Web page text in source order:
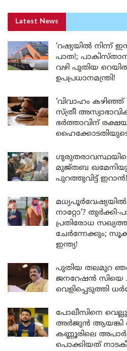
Latest News
‘റഷ്യയിൽ നിന്ന്
പാത!;
വഴി പുതിയ
ഉപപ്രധാനമന്ത്രി!
‘വിവാഹം
സ്ത്രീ
ഭർത്താവിന്
മുജ്തബ
പുറത്തുവിട്ട് ഇറാൻ!
മധ്യപൂർവേഷ്യയിൽ
നാറ്റോ’?
പ്രതിരോധ
ചേർന്നേക്കും;
ഇന്ത്യ!
പുതിയ തലമുറ
ജനറേഷൻ സിയെ
വെളിപ്പെടുത്തി
പോലീസിനെ
അർജുൻ ആയങ്കി
കണ്ണൂരിലെ
പൊക്കിയത്